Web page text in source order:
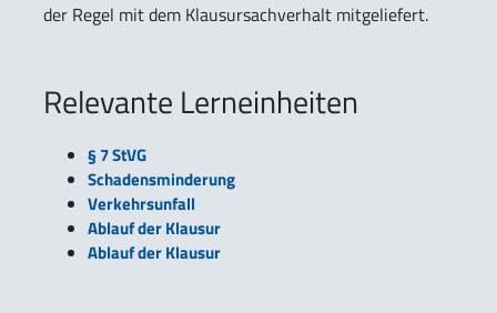
der Regel mit dem Klausursachverhalt mitgeliefert.
Relevante Lerneinheiten
§ 7 StVG
Schadensminderung
Verkehrsunfall
Ablauf der Klausur
Ablauf der Klausur